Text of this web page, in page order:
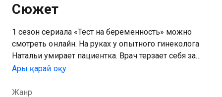
Сюжет
1 сезон сериала «Тест на беременность» можно
смотреть онлайн. На руках у опытного гинеколога
Натальи умирает пациентка. Врач терзает себя за
ошибку. Все вокруг пытаются её приободрить. Но
единственный родной человек не находится рядом
Ары қарай оқу
Жанр